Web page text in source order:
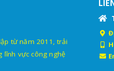
lập từ năm 2011, trải
lĩnh vực công nghệ